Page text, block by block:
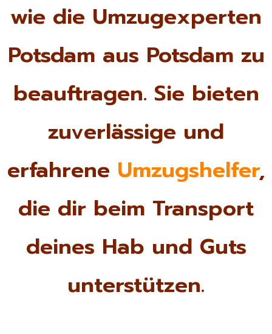
wie die Umzugexperten
Potsdam aus Potsdam zu
beauftragen. Sie bieten
zuverlässige und
erfahrene Umzugshelfer,
die dir beim Transport
deines Hab und Guts
unterstützen.